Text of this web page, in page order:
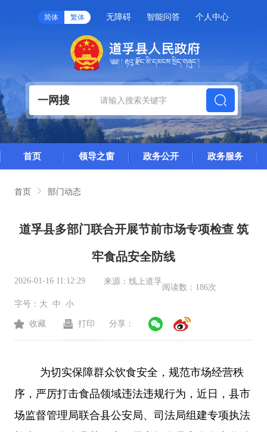
简体 繁体 无障碍 智能问答 个人中心
一网搜
首页 领导之窗 政务公开 政务服务
首页 部门动态
道孚县多部门联合开展节前市场专项检查 筑
牢食品安全防线
2026-01-16 11:12:29 来源： 线上道孚
阅读数： 186次
字号： 大 中 小
收藏 打印 分享：
为切实保障群众饮食安全，规范市场经营秩
序，严厉打击食品领域违法违规行为，近日，县市
场监督管理局联合县公安局、司法局组建专项执法